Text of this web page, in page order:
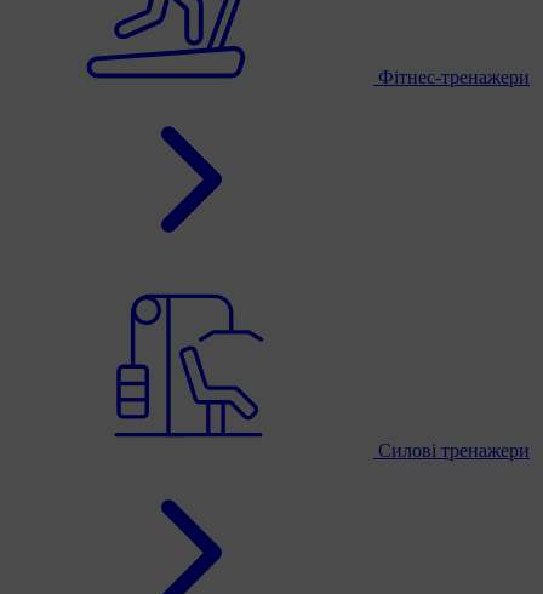
Фітнес-тренажери
Силові тренажери